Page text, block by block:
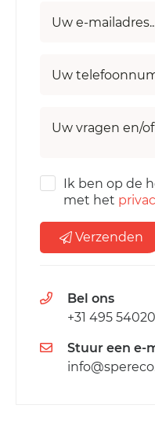
Uw e-
Uw
Uw vragen en/
Ik ben op de
met het
Verzenden
Bel ons
+31 495
Stuur een e-